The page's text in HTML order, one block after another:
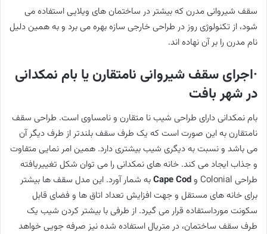
سقف شیروانی مدرن که بیشتر در ساختمان های ویلایی استفاده می
شود، از تکنولوژی روز در طراحی خارجی سازه بهره می برد و به همین دلیل
نام مدرن را بر آن نهاده اند.
·اجرای سقف شیروانی نامتقارن یا بام نمکدانی
در شهر بافت
بام نمکدانی دارای طراحی شیب نا متقارن و نامساوی است. طراحی سقف
نامتقارن به این صورت است که یک طرف سقف بلندتر از طرف دیگر آن
می باشد و نسبت به دیگری شیب بیشتری دارد. همین امر نمایی متفاوت
و جذاب ایجاد می کند. خانه های نمکدانی را می توان شکل تغییریافته
طراحی Colonial و
Cape Codبه شمار آورد. این مدل سقف ها بیشتر
برای خانه های مستقل و جهت افزایش تعداد اتاق ها و فضای قابل
سکونت مورداستفاده قرار می گیرد. از طرفی با بیشتر کردن شیب یک
طرف سقف ساختمان، در متریال استفاده شده نیز صرفه جویی خواهد